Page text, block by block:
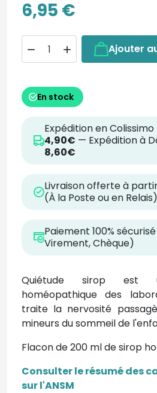
6,95 €
  Ajouter
En stock
Expédition en
4,90€ — Expédition à
8,60€
Livraison offerte à
(À la Poste ou en Relais)
Paiement 100%
Virement, Chèque)
Quiétude sirop est
homéopathique des
traite la nervosité
mineurs du sommeil de
Flacon de 200 ml de sirop
Consulter le résumé des
sur l'ANSM